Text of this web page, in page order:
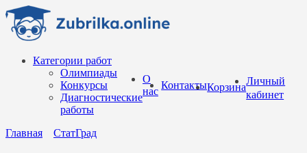
Перейти
содержанию
Категории работ
Олимпиады
Конкурсы
Диагностические
работы
О
нас
КонтактыКорзина
Личный
кабинет
Главная СтатГрад